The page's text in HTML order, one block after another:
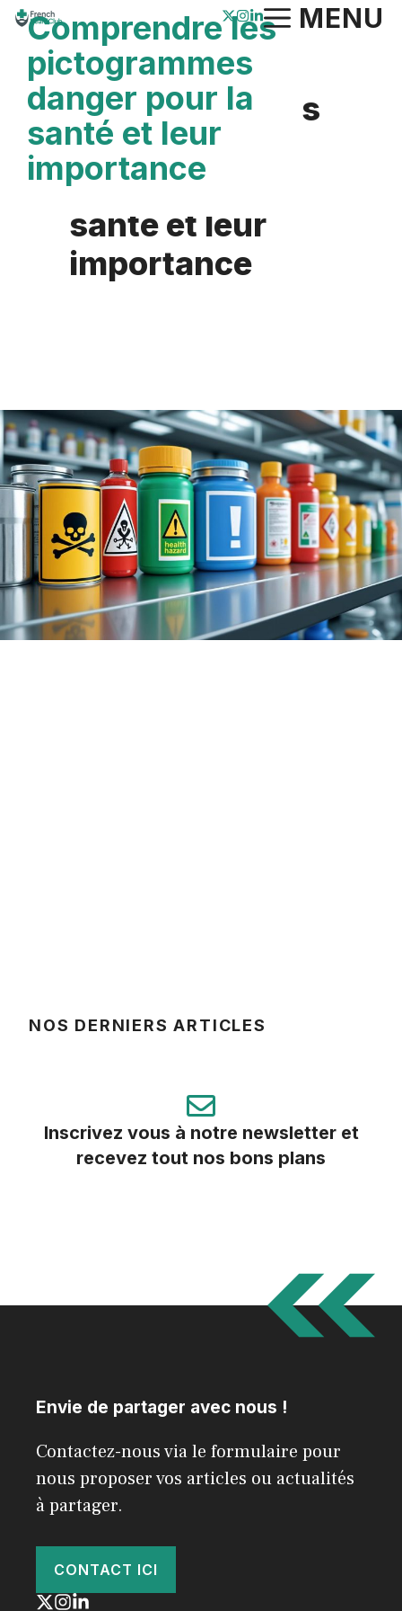
Aller
contenu
MENU
Comprendre les
pictogrammes
danger pour la
santé et leur
importance
Comprendre les
pictogrammes
danger pour la
santé et leur
importance
NOS DERNIERS ARTICLES
Inscrivez vous à notre newsletter et
recevez tout nos bons plans
Envie de partager avec nous !
Contactez-nous via le formulaire pour
nous proposer vos articles ou actualités
à partager.
CONTACT ICI